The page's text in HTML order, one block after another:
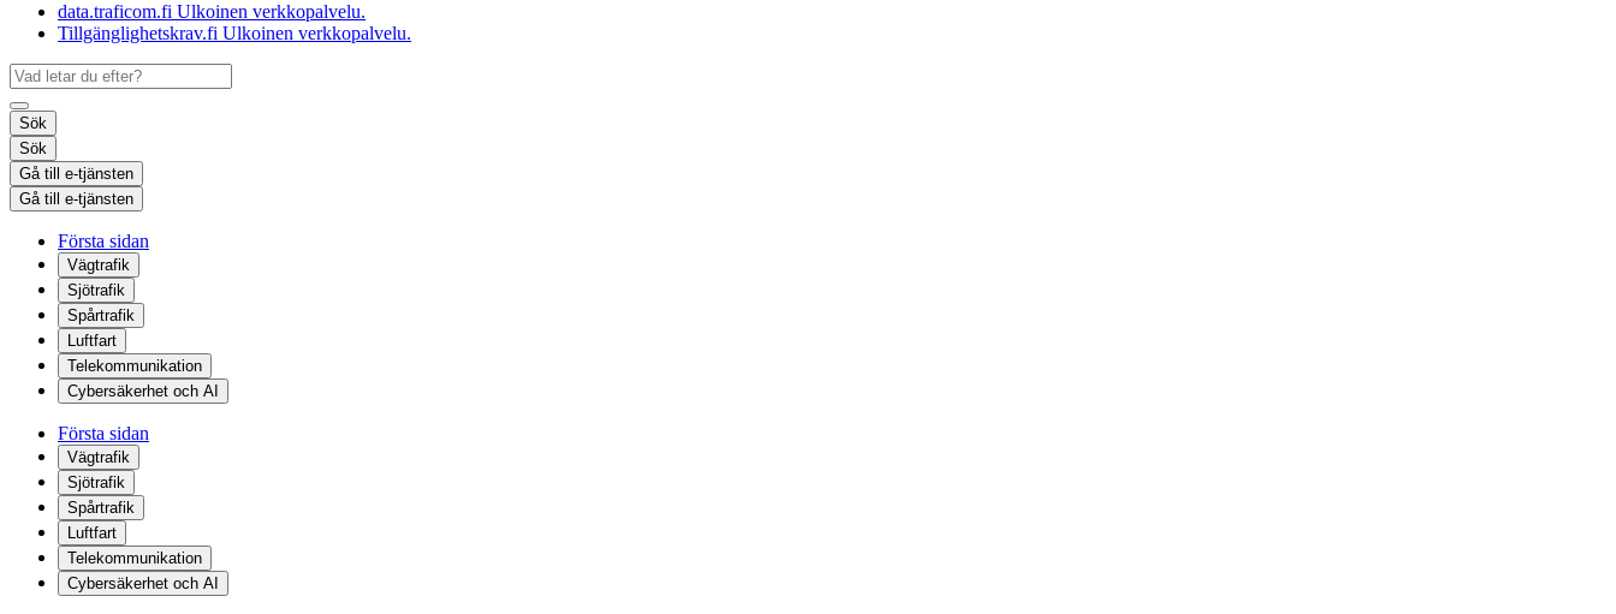
data.traficom.fi Ulkoinen verkkopalvelu.
Tillgänglighetskrav.fi Ulkoinen verkkopalvelu.
Sök
Sök
Gå till e-tjänsten
Gå till e-tjänsten
Första sidan
Vägtrafik
Sjötrafik
Spårtrafik
Luftfart
Telekommunikation
Cybersäkerhet och AI
Första sidan
Vägtrafik
Sjötrafik
Spårtrafik
Luftfart
Telekommunikation
Cybersäkerhet och AI